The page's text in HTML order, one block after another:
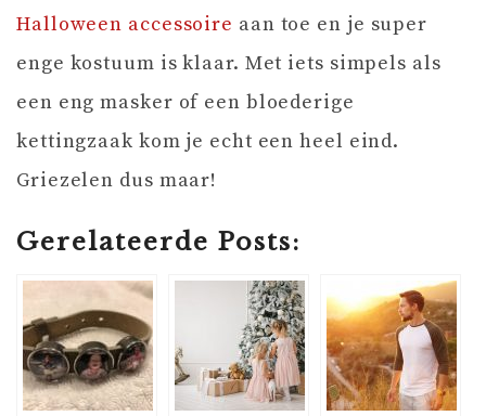
Halloween accessoire aan toe en je super
enge kostuum is klaar. Met iets simpels als
een eng masker of een bloederige
kettingzaak kom je echt een heel eind.
Griezelen dus maar!
Gerelateerde Posts: